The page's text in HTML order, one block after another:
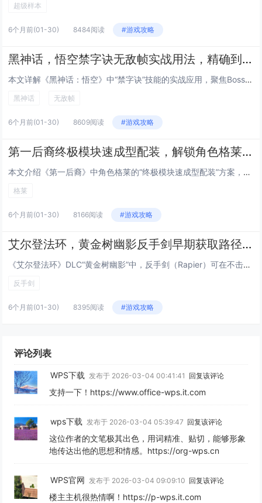
超级样本
6个月前(01-30) 8484阅读 #游戏攻略
黑神话，悟空禁字诀无敌帧实战用法，精确到帧的Boss战躲避与反击连招指南
本文详解《黑神话：悟空》中“禁字诀”技能的实战应用，聚焦Boss战中的无敌帧机制，通过逐帧分析，指出禁字诀在释放瞬间（第...
黑神话 无敌帧
6个月前(01-30) 8609阅读 #游戏攻略
第一后裔终极模块速成型配装，解锁角色格莱后的低成本毕业Build方案
本文介绍《第一后裔》中角色格莱的“终极模块速成型配装”方案，主打低成本、高效率达成毕业强度，该Build围绕格莱的高机动...
格莱
6个月前(01-30) 8166阅读 #游戏攻略
艾尔登法环，黄金树幽影反手剑早期获取路径，无需击败Boss，10分钟跑图拿到DLC强力武器
《艾尔登法环》DLC“黄金树幽影”中，反手剑（Rapier）可在不击败任何Boss的前提下，通过约10分钟的高效跑图流程...
反手剑
6个月前(01-30) 8395阅读 #游戏攻略
评论列表
WPS下载 发布于 2026-03-04 00:41:41 回复该评论
支持一下！https://www.office-wps.it.com
wps下载 发布于 2026-03-04 05:39:47 回复该评论
这位作者的文笔极其出色，用词精准、贴切，能够形象
地传达出他的思想和情感。https://org-wps.cn
WPS官网 发布于 2026-03-04 09:09:10 回复该评论
楼主主机很热情啊！https://p-wps.it.com